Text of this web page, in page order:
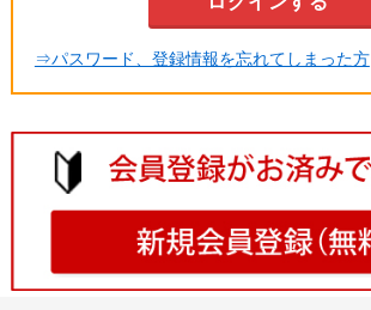
⇒パスワード、登録情報を忘れてしまった方